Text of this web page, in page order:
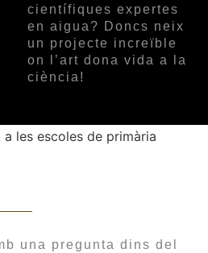
científiques expertes
en aigua? Doncs neix
un projecte increïble
on l’art dona vida a la
ciència!
una pregunta dins del